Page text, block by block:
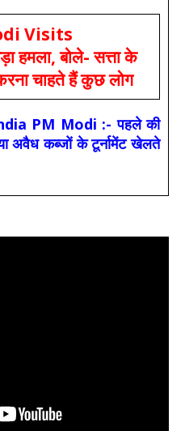
Visits
हमला, बोले- सत्ता के
चाहते हैं कुछ लोग
PM Modi :- पहले की
अवैध कब्जों के टूर्नामेंट खेलते